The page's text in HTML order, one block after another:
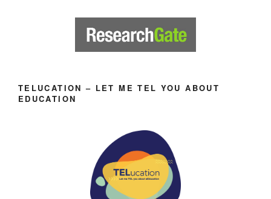
TELUCATION – LET ME TEL YOU ABOUT
EDUCATION